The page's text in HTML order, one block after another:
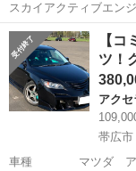
スカイアクティブエン
し時に24か月法定点検
6ATパドルシフト・ 社
簿あり
北海道 釧路市
【
ツ！
アクセ
帯広市
車種 マツダ アク